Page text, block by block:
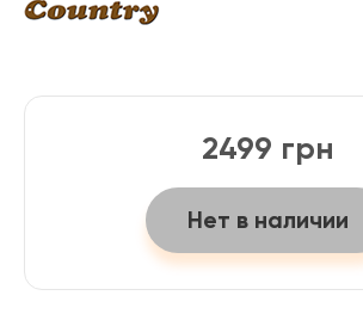
2499 грн
Нет в наличии